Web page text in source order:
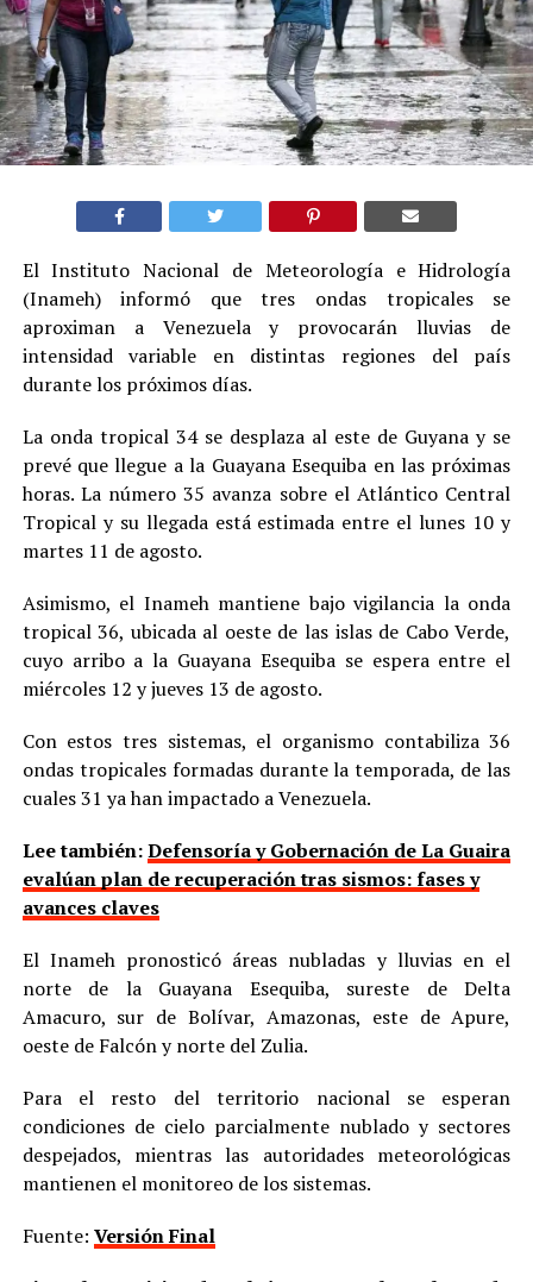
El Instituto Nacional de Meteorología e Hidrología
(Inameh) informó que tres ondas tropicales se
aproximan a Venezuela y provocarán lluvias de
intensidad variable en distintas regiones del país
durante los próximos días.
La onda tropical 34 se desplaza al este de Guyana y se
prevé que llegue a la Guayana Esequiba en las próximas
horas. La número 35 avanza sobre el Atlántico Central
Tropical y su llegada está estimada entre el lunes 10 y
martes 11 de agosto.
Asimismo, el Inameh mantiene bajo vigilancia la onda
tropical 36, ubicada al oeste de las islas de Cabo Verde,
cuyo arribo a la Guayana Esequiba se espera entre el
miércoles 12 y jueves 13 de agosto.
Con estos tres sistemas, el organismo contabiliza 36
ondas tropicales formadas durante la temporada, de las
cuales 31 ya han impactado a Venezuela.
Lee también:Defensoría y Gobernación de La Guaira
evalúan plan de recuperación tras sismos: fases y
avances claves
El Inameh pronosticó áreas nubladas y lluvias en el
norte de la Guayana Esequiba, sureste de Delta
Amacuro, sur de Bolívar, Amazonas, este de Apure,
oeste de Falcón y norte del Zulia.
Para el resto del territorio nacional se esperan
condiciones de cielo parcialmente nublado y sectores
despejados, mientras las autoridades meteorológicas
mantienen el monitoreo de los sistemas.
Fuente: Versión Final